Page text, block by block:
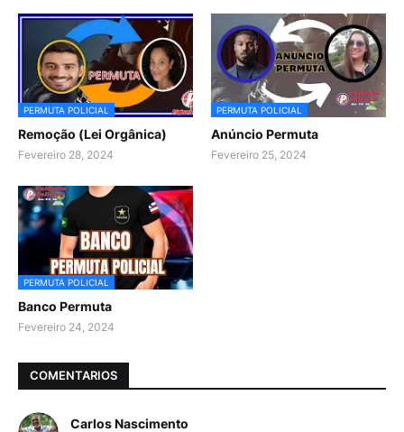
PERMUTA POLICIAL
Remoção (Lei Orgânica)
Fevereiro 28, 2024
PERMUTA POLICIAL
Anúncio Permuta
Fevereiro 25, 2024
PERMUTA POLICIAL
Banco Permuta
Fevereiro 24, 2024
COMENTARIOS
Carlos Nascimento